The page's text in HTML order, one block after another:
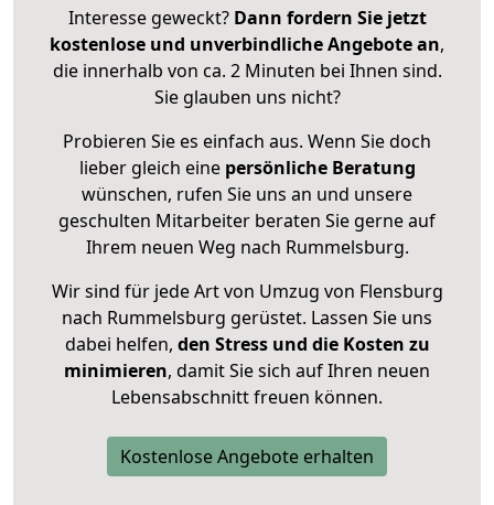
Interesse geweckt? Dann fordern Sie jetzt
kostenlose und unverbindliche Angebote an,
die innerhalb von ca. 2 Minuten bei Ihnen sind.
Sie glauben uns nicht?
Probieren Sie es einfach aus. Wenn Sie doch
lieber gleich eine persönliche Beratung
wünschen, rufen Sie uns an und unsere
geschulten Mitarbeiter beraten Sie gerne auf
Ihrem neuen Weg nach Rummelsburg.
Wir sind für jede Art von Umzug von Flensburg
nach Rummelsburg gerüstet. Lassen Sie uns
dabei helfen, den Stress und die Kosten zu
minimieren, damit Sie sich auf Ihren neuen
Lebensabschnitt freuen können.
Kostenlose Angebote erhalten